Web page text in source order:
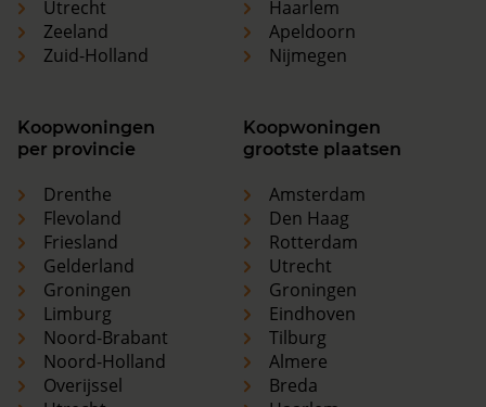
Utrecht
Zeeland
Zuid-Holland
Haarlem
Apeldoorn
Nijmegen
Koopwoningen
per provincie
Drenthe
Flevoland
Friesland
Gelderland
Groningen
Limburg
Noord-Brabant
Noord-Holland
Overijssel
Koopwoningen
grootste plaatsen
Amsterdam
Den Haag
Rotterdam
Utrecht
Groningen
Eindhoven
Tilburg
Almere
Breda